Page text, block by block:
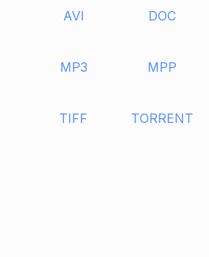
AVI DOC
MP3 MPP
TIFF TORRENT